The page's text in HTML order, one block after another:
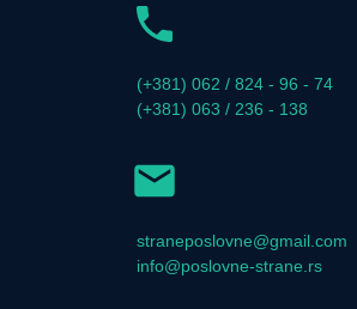
(+381) 062 / 824 - 96 - 74
(+381) 063 / 236 - 138
straneposlovne@gmail.com
info@poslovne-strane.rs